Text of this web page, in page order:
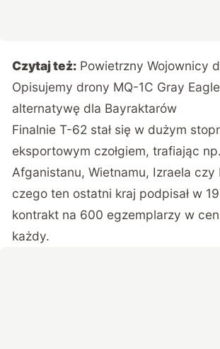
Czytaj też: Powietrzny Wojownicy
Opisujemy drony MQ-1C Gray
alternatywę dla Bayraktarów
Finalnie T-62 stał się w dużym
eksportowym czołgiem, trafiając
Afganistanu, Wietnamu, Izraela czy
czego ten ostatni kraj podpisał w
kontrakt na 600 egzemplarzy w
każdy.